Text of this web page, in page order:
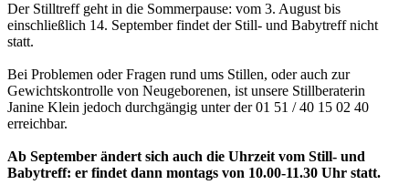
Der Stilltreff geht in die Sommerpause: vom 3. August bis
einschließlich 14. September findet der Still- und Babytreff nicht
statt.
Bei Problemen oder Fragen rund ums Stillen, oder auch zur
Gewichtskontrolle von Neugeborenen, ist unsere Stillberaterin
Janine Klein jedoch durchgängig unter der 01 51 / 40 15 02 40
erreichbar.
Ab September ändert sich auch die Uhrzeit vom Still- und
Babytreff: er findet dann montags von 10.00-11.30 Uhr statt.